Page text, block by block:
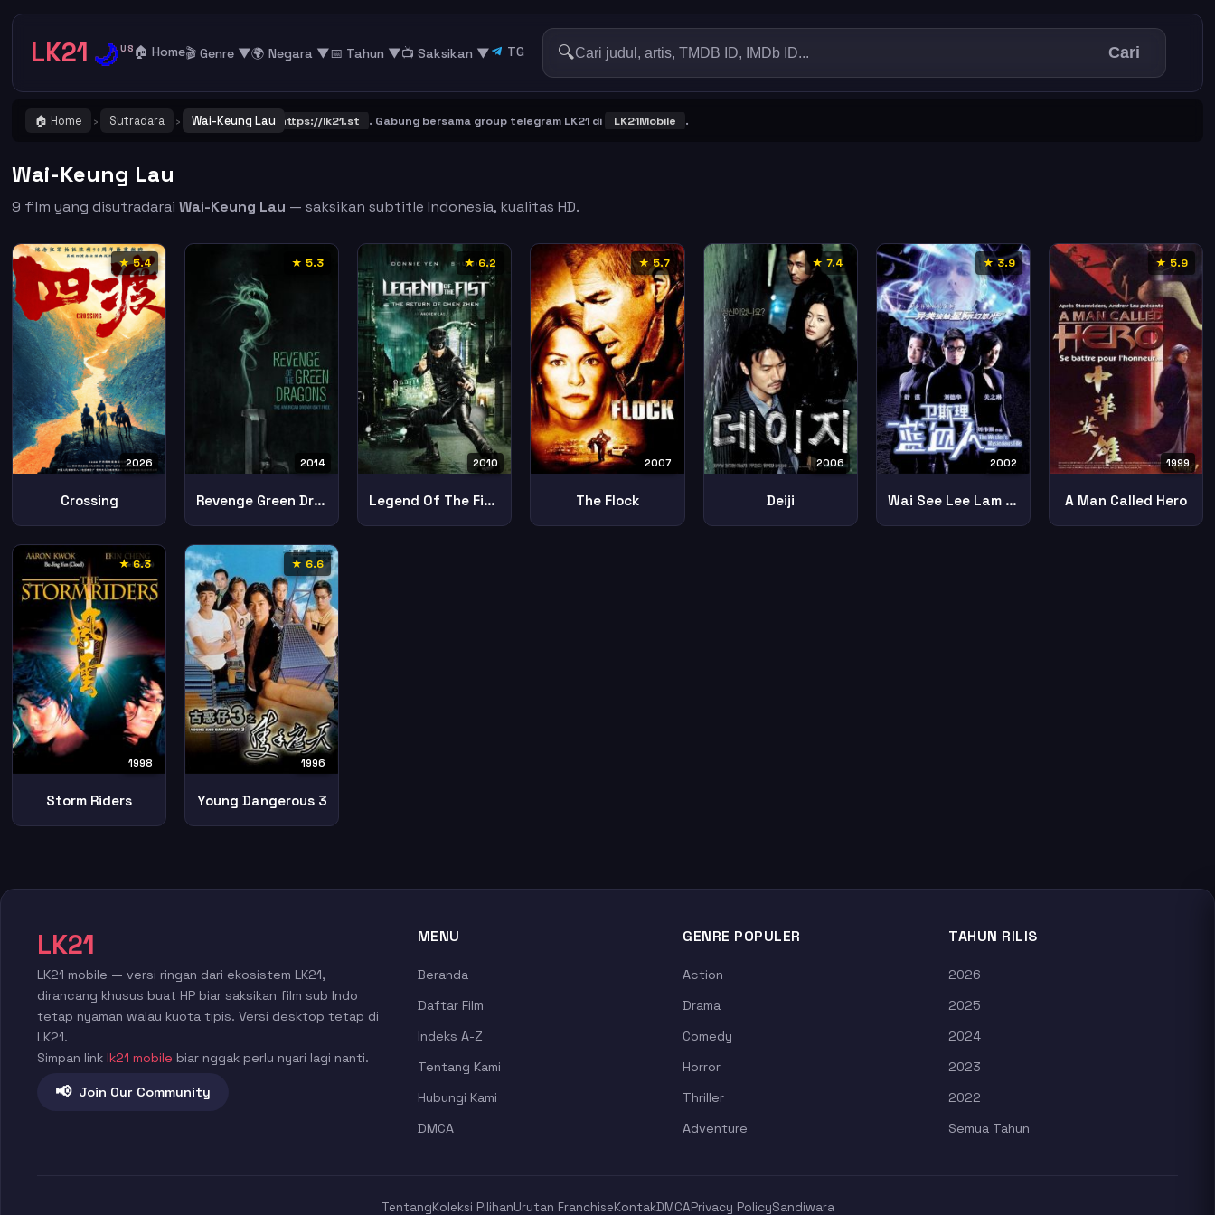
LK21 🌙US 🏠 Home🎬 Genre ▼🌍 Negara ▼📅 Tahun ▼📺 Saksikan ▼ TG 🔍 Cari
🏠 Home › Sutradara › Wai-Keung Lau
! Catat dan Bookmark alamat URL LK21 https://lk21.st . Gabung bersama group telegram LK21 di LK21Mobile .
Wai-Keung Lau
9 film yang disutradaraiWai-Keung Lau — saksikan subtitle Indonesia, kualitas HD.
★ 5.4
2026
Crossing
★ 5.3
2014
Revenge Green Dragons
★ 6.2
2010
Legend Of The Fist The Return Of Chen Zhen
★ 5.7
2007
The Flock
★ 7.4
2006
Deiji
★ 3.9
2002
Wai See Lee Lam Huet Yan
★ 5.9
1999
A Man Called Hero
★ 6.3
1998
Storm Riders
★ 6.6
1996
Young Dangerous 3
LK21
LK21 mobile — versi ringan dari ekosistem LK21,
dirancang khusus buat HP biar saksikan film sub Indo
tetap nyaman walau kuota tipis. Versi desktop tetap di
LK21.
Simpan link lk21 mobile biar nggak perlu nyari lagi nanti.
📢 Join Our Community
MENU
Beranda
Daftar Film
Indeks A-Z
Tentang Kami
Hubungi Kami
DMCA
GENRE POPULER
Action
Drama
Comedy
Horror
Thriller
Adventure
TAHUN RILIS
2026
2025
2024
2023
2022
Semua Tahun
TentangKoleksi PilihanUrutan FranchiseKontakDMCAPrivacy PolicySandiwara